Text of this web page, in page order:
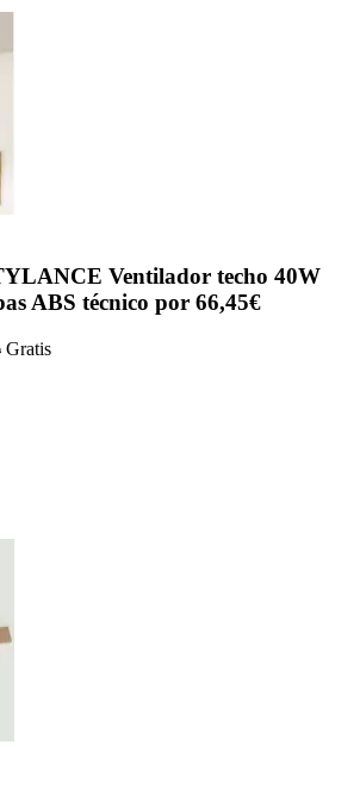
Ventilador techo 40W
ABS técnico por 66,45€
Gratis